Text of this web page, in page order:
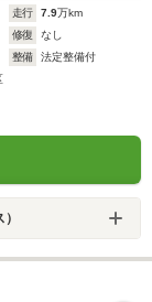
走行 7.9万km
修復
なし
整備
法定整備付